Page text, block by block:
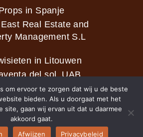
in Spanje
Real Estate and
Management S.L
in Litouwen
del sol, UAB
© Casaventa del sol
om ervoor te zorgen dat wij u de beste
bieden. Als u doorgaat met het
site, gaan wij ervan uit dat u daarmee
akkoord gaat.
Afwijzen Privacybeleid